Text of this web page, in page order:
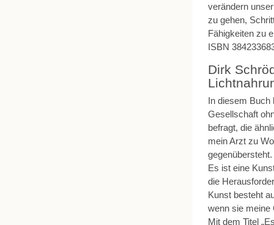
verändern
zu gehen,
Fähigkeiten zu
ISBN
Dirk
In diesem Buch
Gesellschaft
befragt, die
mein Arzt zu
gegenübersteht.
Es ist eine
die
Kunst besteht
wenn sie meine
Mit dem Titel